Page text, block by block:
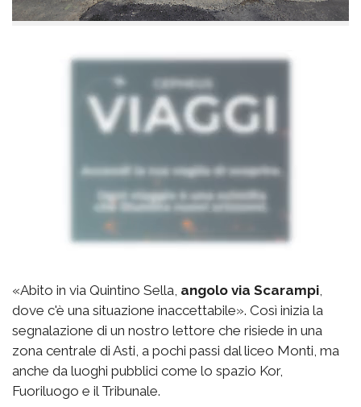
«Abito in via Quintino Sella, angolo via Scarampi
dove c'è una situazione inaccettabile». Così inizia la
segnalazione di un nostro lettore che risiede in una
zona centrale di Asti, a pochi passi dal liceo Monti, ma
anche da luoghi pubblici come lo spazio Kor,
Fuoriluogo e il Tribunale.